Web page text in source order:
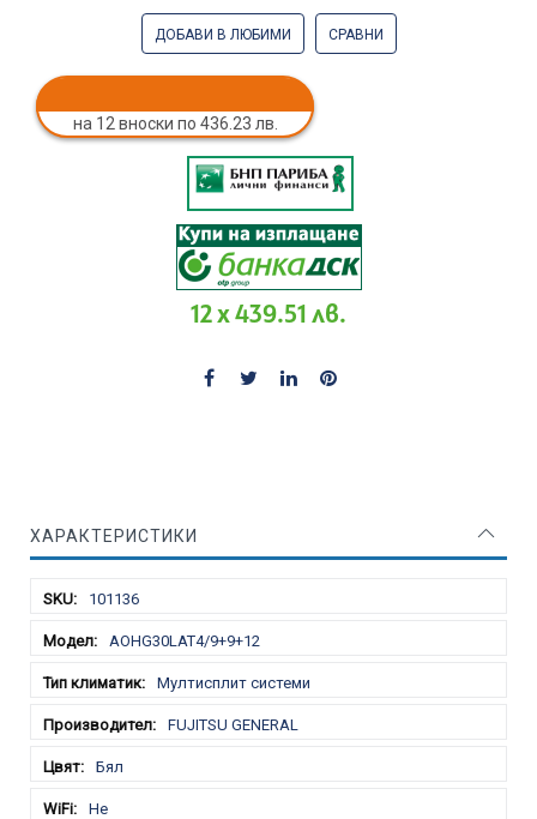
ДОБАВИ В ЛЮБИМИ СРАВНИ
на 12 вноски по 436.23 лв.
12 x 439.51 лв.
ХАРАКТЕРИСТИКИ
101136
AOHG30LAT4/9+9+12
Мултисплит системи
FUJITSU GENERAL
Бял
Не